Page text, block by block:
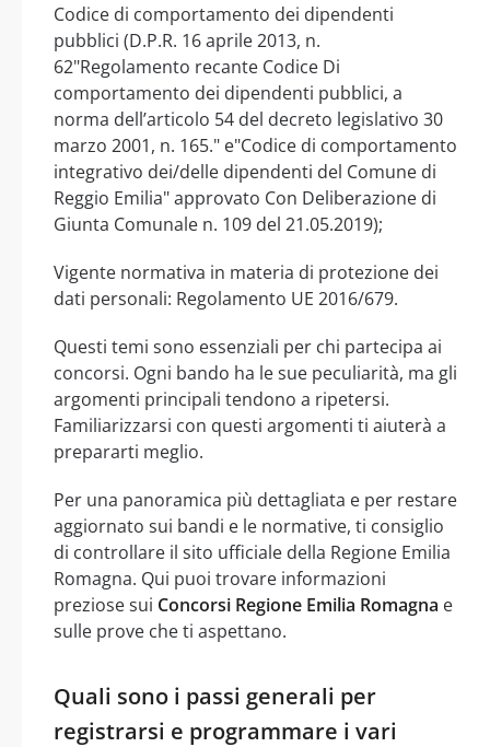
Codice di comportamento dei dipendenti
pubblici (D.P.R. 16 aprile 2013, n.
62"Regolamento recante Codice Di
comportamento dei dipendenti pubblici, a
norma dell’articolo 54 del decreto legislativo 30
marzo 2001, n. 165." e"Codice di comportamento
integrativo dei/delle dipendenti del Comune di
Reggio Emilia" approvato Con Deliberazione di
Giunta Comunale n. 109 del 21.05.2019);
Vigente normativa in materia di protezione dei
dati personali: Regolamento UE 2016/679.
Questi temi sono essenziali per chi partecipa ai
concorsi. Ogni bando ha le sue peculiarità, ma gli
argomenti principali tendono a ripetersi.
Familiarizzarsi con questi argomenti ti aiuterà a
prepararti meglio.
Per una panoramica più dettagliata e per restare
aggiornato sui bandi e le normative, ti consiglio
di controllare il sito ufficiale della Regione Emilia
Romagna. Qui puoi trovare informazioni
preziose sui Concorsi Regione Emilia Romagna e
sulle prove che ti aspettano.
Quali sono i passi generali per
registrarsi e programmare i vari